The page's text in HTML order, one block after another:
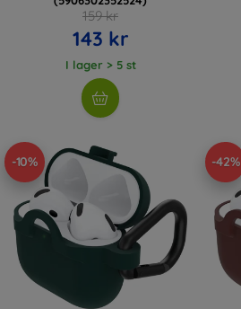
159 kr
143 kr
I lager > 5 st
-10% -42%